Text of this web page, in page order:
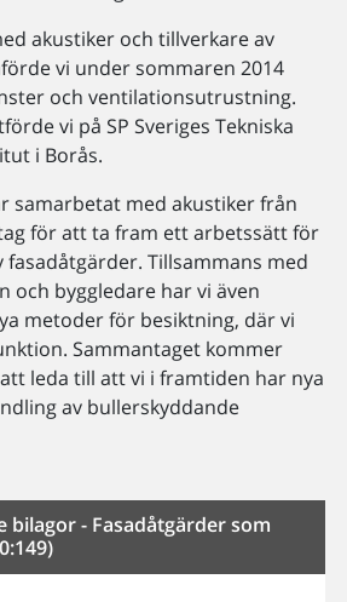
akustiker och tillverkare av
vi under sommaren 2014
och ventilationsutrustning.
vi på SP Sveriges Tekniska
i Borås.
samarbetat med akustiker från
för att ta fram ett arbetssätt för
Tillsammans med
och byggledare har vi även
metoder för besiktning, där vi
Sammantaget kommer
leda till att vi i framtiden har nya
av bullerskyddande
bilagor - Fasadåtgärder som